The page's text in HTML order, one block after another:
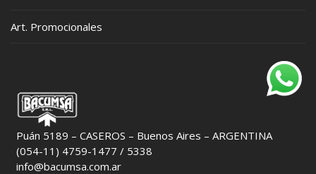
Art. Promocionales
Puán 5189 – CASEROS – Buenos Aires – ARGENTINA
(054-11) 4759-1477 / 5338
info@bacumsa.com.ar